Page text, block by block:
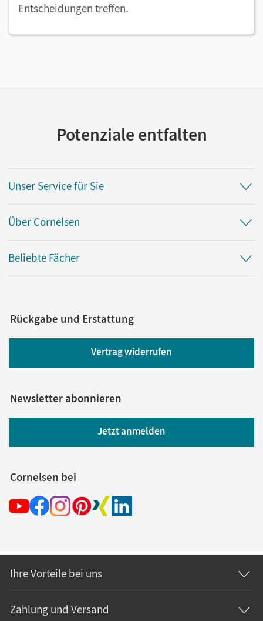
Entscheidungen treffen.
Potenziale entfalten
Unser Service für Sie
Über Cornelsen
Beliebte Fächer
Rückgabe und Erstattung
Vertrag widerrufen
Newsletter abonnieren
Jetzt anmelden
Cornelsen bei
Ihre Vorteile bei uns
Zahlung und Versand